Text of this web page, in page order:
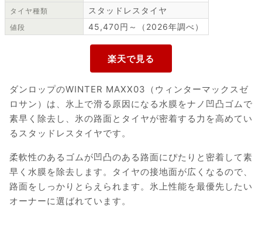
タイヤ種類 スタッドレスタイヤ
値段 45,470円～（2026年調べ）
ダンロップのWINTER MAXX03（ウィンターマックスゼ
ロサン）は、氷上で滑る原因になる水膜をナノ凹凸ゴムで
素早く除去し、氷の路面とタイヤが密着する力を高めてい
るスタッドレスタイヤです。
柔軟性のあるゴムが凹凸のある路面にぴたりと密着して素
早く水膜を除去します。タイヤの接地面が広くなるので、
路面をしっかりとらえられます。氷上性能を最優先したい
オーナーに選ばれています。